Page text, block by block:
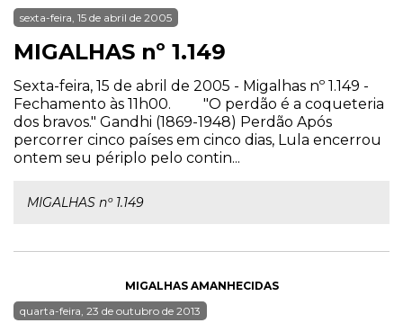
sexta-feira, 15 de abril de 2005
MIGALHAS nº 1.149
Sexta-feira, 15 de abril de 2005 - Migalhas nº 1.149 -
Fechamento às 11h00. "O perdão é a coqueteria
dos bravos." Gandhi (1869-1948) Perdão Após
percorrer cinco países em cinco dias, Lula encerrou
ontem seu périplo pelo contin...
MIGALHAS nº 1.149
MIGALHAS AMANHECIDAS
quarta-feira, 23 de outubro de 2013